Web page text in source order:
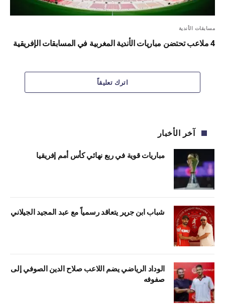
مسابقات الأندية
4 ملاعب تحتضن مباريات الأندية المغربية في المسابقات الإفريقية
اترك تعليقاً
آخر الأخبار
مباريات قوية في ربع نهائي كأس أمم إفريقيا
شباب ابن جرير يتعاقد رسمياً مع عبد المجيد الجيلاني
الوداد الرياضي يضم اللاعب صلاح الدين الصوفي إلى
صفوفه